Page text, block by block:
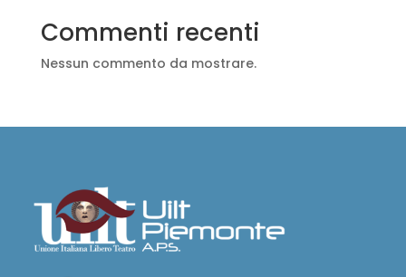
Commenti recenti
Nessun commento da mostrare.